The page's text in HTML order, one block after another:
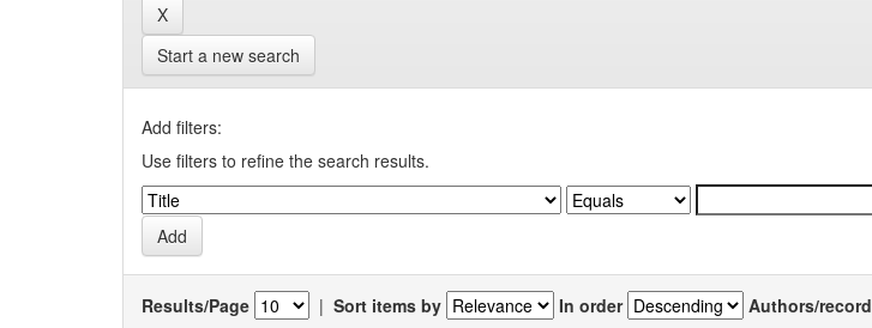
Start a new search
Add filters:
Use filters to refine the search results.
Results/Page | Sort items by In order Authors/record